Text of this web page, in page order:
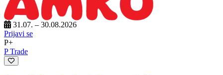
31.07. – 30.08.2026
Prijavi se
P+
P Trade